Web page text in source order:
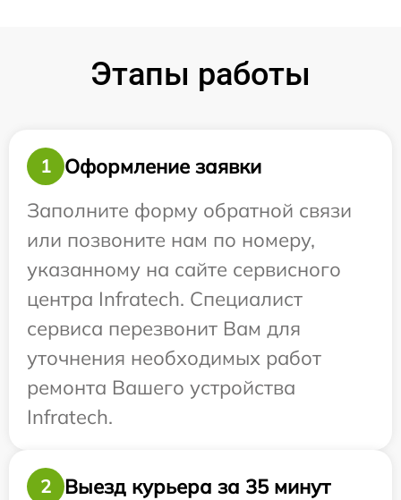
Этапы работы
1
Оформление заявки
Заполните форму обратной связи
или позвоните нам по номеру,
указанному на сайте сервисного
центра Infratech. Специалист
сервиса перезвонит Вам для
уточнения необходимых работ
ремонта Вашего устройства
Infratech.
2
Выезд курьера за 35 минут